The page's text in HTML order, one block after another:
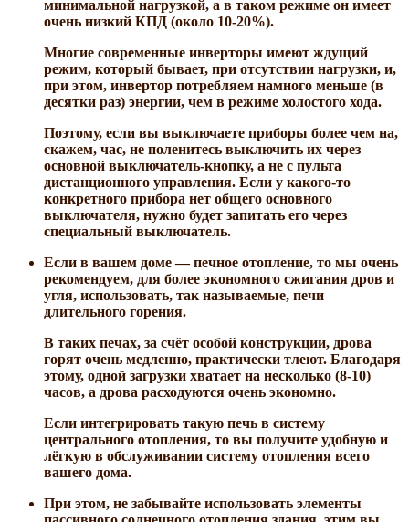
минимальной нагрузкой, а в таком режиме он имеет
очень низкий КПД (около 10-20%).
Многие современные инверторы имеют ждущий
режим, который бывает, при отсутствии нагрузки, и,
при этом, инвертор потребляем намного меньше (в
десятки раз) энергии, чем в режиме холостого хода.
Поэтому, если вы выключаете приборы более чем на,
скажем, час, не поленитесь выключить их через
основной выключатель-кнопку, а не с пульта
дистанционного управления. Если у какого-то
конкретного прибора нет общего основного
выключателя, нужно будет запитать его через
специальный выключатель.
Если в вашем доме — печное отопление, то мы очень
рекомендуем, для более экономного сжигания дров и
угля, использовать, так называемые, печи
длительного горения.
В таких печах, за счёт особой конструкции, дрова
горят очень медленно, практически тлеют. Благодаря
этому, одной загрузки хватает на несколько (8-10)
часов, а дрова расходуются очень экономно.
Если интегрировать такую печь в систему
центрального отопления, то вы получите удобную и
лёгкую в обслуживании систему отопления всего
вашего дома.
При этом, не забывайте использовать элементы